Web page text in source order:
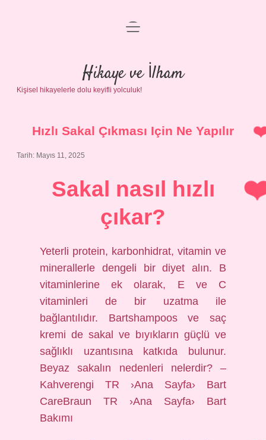
Anasayfa
Gizlilik Politikası
Yasal Uyarı
menüyü
Hikaye ve İlham
Kişisel hikayelerle dolu keyifli yolculuk!
Hızlı Sakal Çıkması Için Ne Yapılır
Tarih: Mayıs 11, 2025
Sakal nasıl hızlı
çıkar?
Yeterli protein, karbonhidrat, vitamin ve
minerallerle dengeli bir diyet alın. B
vitaminlerine ek olarak, E ve C
vitaminleri de bir uzatma ile
bağlantılıdır. Bartshampoos ve saç
kremi de sakal ve bıyıkların güçlü ve
sağlıklı uzantısına katkıda bulunur.
Beyaz sakalın nedenleri nelerdir? –
Kahverengi TR ›Ana Sayfa› Bart
CareBraun TR ›Ana Sayfa› Bart
Bakımı